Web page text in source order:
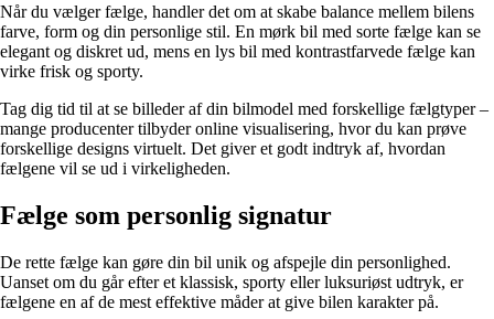
Når du vælger fælge, handler det om at skabe balance mellem bilens
farve, form og din personlige stil. En mørk bil med sorte fælge kan se
elegant og diskret ud, mens en lys bil med kontrastfarvede fælge kan
virke frisk og sporty.
Tag dig tid til at se billeder af din bilmodel med forskellige fælgtyper –
mange producenter tilbyder online visualisering, hvor du kan prøve
forskellige designs virtuelt. Det giver et godt indtryk af, hvordan
fælgene vil se ud i virkeligheden.
Fælge som personlig signatur
De rette fælge kan gøre din bil unik og afspejle din personlighed.
Uanset om du går efter et klassisk, sporty eller luksuriøst udtryk, er
fælgene en af de mest effektive måder at give bilen karakter på.